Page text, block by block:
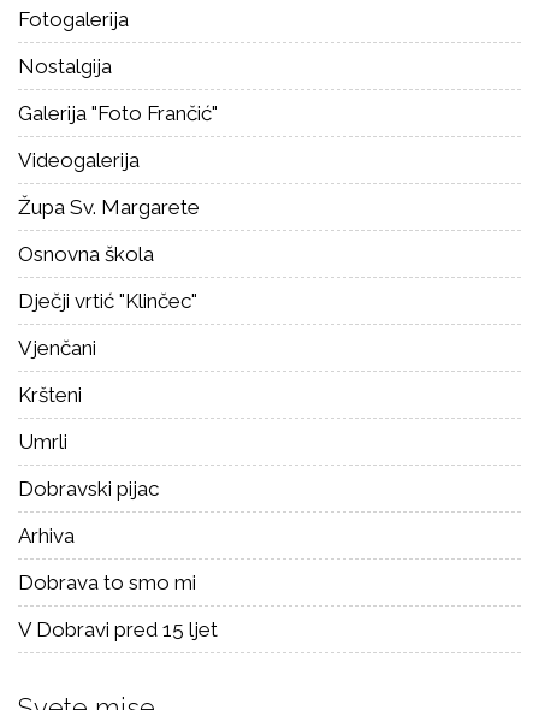
Fotogalerija
Nostalgija
Galerija "Foto Frančić"
Videogalerija
Župa Sv. Margarete
Osnovna škola
Dječji vrtić "Klinčec"
Vjenčani
Kršteni
Umrli
Dobravski pijac
Arhiva
Dobrava to smo mi
V Dobravi pred 15 ljet